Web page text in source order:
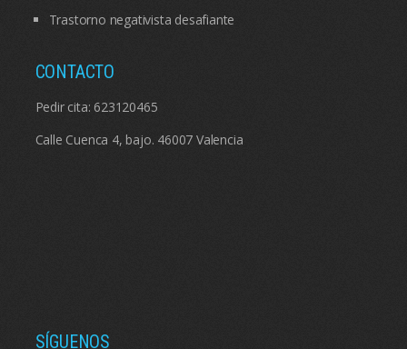
Trastorno negativista desafiante
CONTACTO
Pedir cita: 623120465
Calle Cuenca 4, bajo. 46007 Valencia
SÍGUENOS